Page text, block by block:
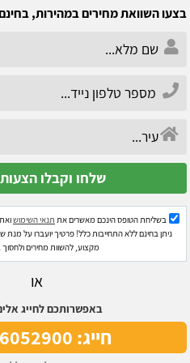
בצעו השוואת מחירים במהירות,
בשליחת הטופס הינכם מאשרים את תנאי השימושואת
ניתן בחינם ללא התחייבות כלל! פרטיך יועברו על
מקצוע, להשוות מחירים ולחסוך
או
באפשרותכם לחייג
חייג: 077-6052900